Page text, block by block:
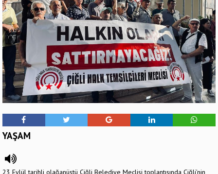
YAŞAM
23 Eylül tarihli olağanüstü Çiğli Belediye Meclisi toplantısında Çiğli’nin